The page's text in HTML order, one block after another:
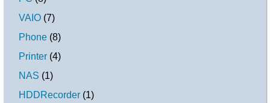
VAIO (7)
Phone (8)
Printer (4)
NAS (1)
HDDRecorder (1)